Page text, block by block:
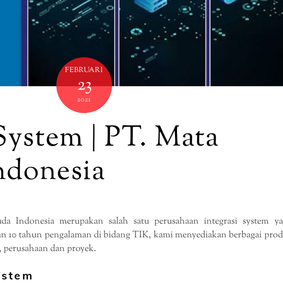
FEBRUARI
23
2021
| PT. Mata
Indonesia merupakan salah satu perusahaan integrasi system
10 tahun pengalaman di bidang TIK, kami menyediakan berbagai
dan proyek.